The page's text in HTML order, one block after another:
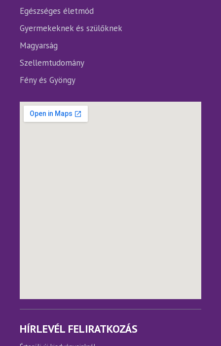
Egészséges életmód
Gyermekeknek és szülőknek
Magyarság
Szellemtudomány
Fény és Gyöngy
HÍRLEVÉL FELIRATKOZÁS